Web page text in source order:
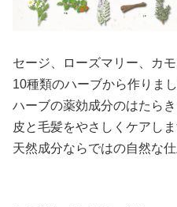
セージ、ローズマリー、カ
10種類のハーブから作りまし
ハーブの薬効成分のはたら
皮と毛髪をやさしくケアしま
天然成分ならではの自然な